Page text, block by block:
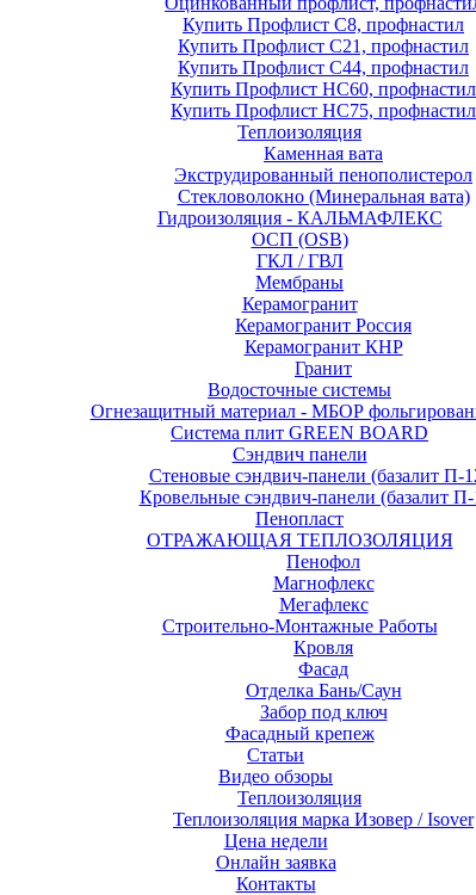
Купить Профлист С8, профнастил
Купить Профлист С21, профнастил
Купить Профлист С44, профнастил
Купить Профлист НС60, профнастил
Купить Профлист НС75, профнастил
Теплоизоляция
Каменная вата
Экструдированный пенополистерол
Стекловолокно (Минеральная вата)
Гидроизоляция - КАЛЬМАФЛЕКС
ОСП (OSB)
ГКЛ / ГВЛ
Мембраны
Керамогранит
Керамогранит Россия
Керамогранит КНР
Гранит
Водосточные системы
Огнезащитный материал - МБОР
Система плит GREEN BOARD
Сэндвич панели
Стеновые сэндвич-панели (базалит П-
Кровельные сэндвич-панели (базалит
Пенопласт
ОТРАЖАЮЩАЯ ТЕПЛОЗОЛЯЦИЯ
Пенофол
Магнофлекс
Мегафлекс
Строительно-Монтажные Работы
Кровля
Фасад
Отделка Бань/Cаун
Забор под ключ
Фасадный крепеж
Статьи
Видео обзоры
Теплоизоляция
Теплоизоляция марка Изовер / Isover
Цена недели
Онлайн заявка
Контакты